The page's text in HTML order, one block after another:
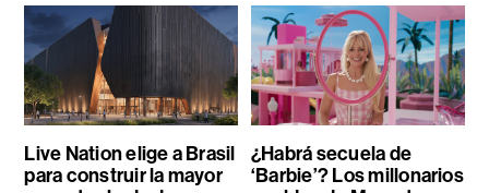
Live Nation elige a Brasil
para construir la mayor
¿Habrá secuela de
‘Barbie’? Los millonarios